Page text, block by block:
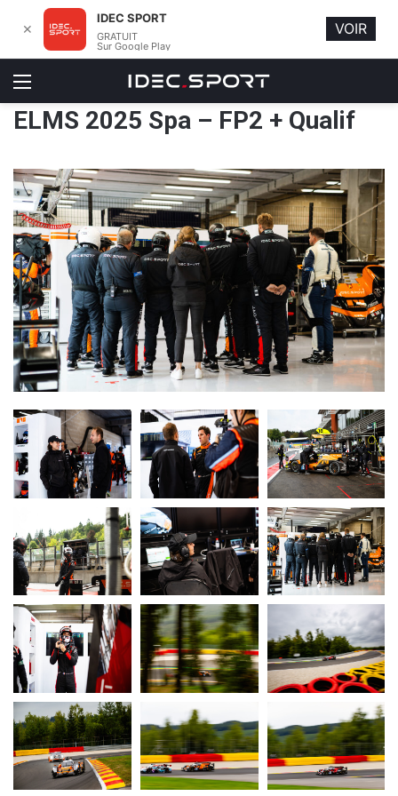
Menu
ELMS 2025 Spa – FP2 + Qualif
✕
IDEC SPORT
GRATUIT
Sur Google Play
VOIR